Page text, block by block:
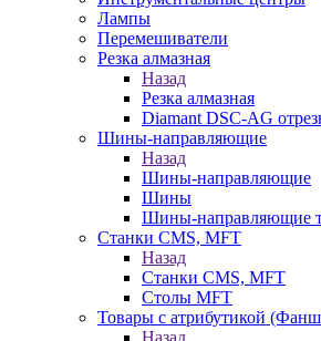
Лампы
Перемешиватели
Резка алмазная
Назад
Резка алмазная
Diamant DSC-AG
Шины-направляющие
Назад
Шины-направляющие
Шины
Шины-направляющие
Станки CMS, MFT
Назад
Станки CMS, MFT
Столы MFT
Товары с атрибутикой
Назад